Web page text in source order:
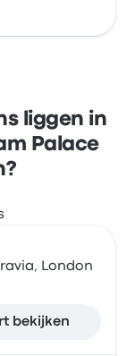
liggen in
Palace
London
bekijken